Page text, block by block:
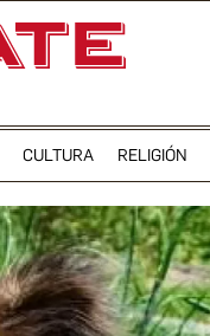
CULTURA RELIGIÓN